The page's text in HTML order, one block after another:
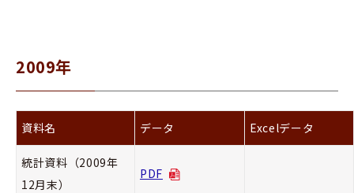
2009年
資料名 データ Excelデータ
統計資料（2009年
12月末）
PDF